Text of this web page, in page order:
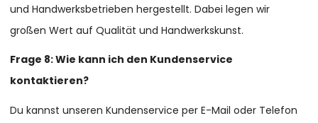
und Handwerksbetrieben hergestellt. Dabei legen wir
großen Wert auf Qualität und Handwerkskunst.
Frage 8: Wie kann ich den Kundenservice
kontaktieren?
Du kannst unseren Kundenservice per E-Mail oder Telefon